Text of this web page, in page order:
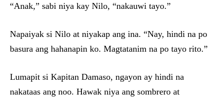
“Anak,” sabi niya kay Nilo, “nakauwi tayo.”
Napaiyak si Nilo at niyakap ang ina. “Nay, hindi na po
basura ang hahanapin ko. Magtatanim na po tayo rito.”
Lumapit si Kapitan Damaso, ngayon ay hindi na
nakataas ang noo. Hawak niya ang sombrero at